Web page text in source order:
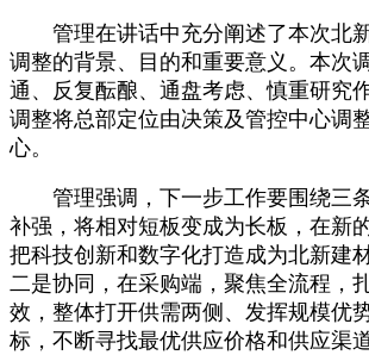
管理在讲话中充分阐述了本次北
调整的背景、目的和重要意义。本次
通、反复酝酿、通盘考虑、慎重研究
调整将总部定位由决策及管控中心调
心。
管理强调，下一步工作要围绕三
补强，将相对短板变成为长板，在新
把科技创新和数字化打造成为北新建
二是协同，在采购端，聚焦全流程，
效，整体打开供需两侧、发挥规模优
标，不断寻找最优供应价格和供应渠